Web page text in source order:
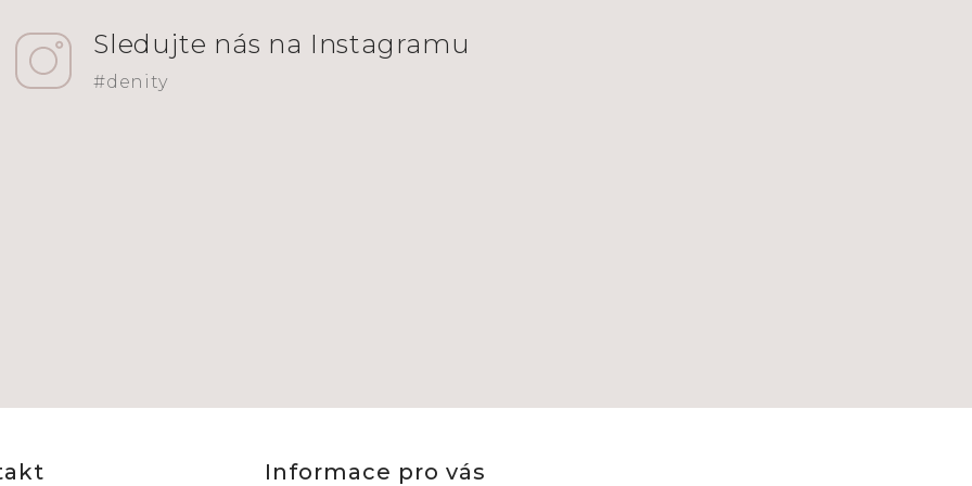
Informace pro vás